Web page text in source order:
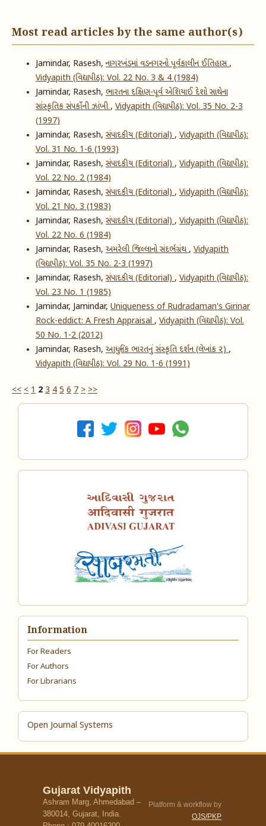
Most read articles by the same author(s)
Jamindar, Rasesh, નાગરખંડમાં વડનગરનો પૂર્વકાલીન ઈતિહાસ,
Vidyapith (વિદ્યાપીઠ): Vol. 22 No. 3 & 4 (1984)
Jamindar, Rasesh, ભારતના દક્ષિણ-પૂર્વ એશિયાઈ દેશો સાથેના
સાંસ્કૃતિક સંપર્કોની ઝાંખી, Vidyapith (વિદ્યાપીઠ): Vol. 35 No. 2-3
(1997)
Jamindar, Rasesh, સંપાદકીય (Editorial), Vidyapith (વિદ્યાપીઠ):
Vol. 31 No. 1-6 (1993)
Jamindar, Rasesh, સંપાદકીય (Editorial), Vidyapith (વિદ્યાપીઠ):
Vol. 22 No. 2 (1984)
Jamindar, Rasesh, સંપાદકીય (Editorial), Vidyapith (વિદ્યાપીઠ):
Vol. 21 No. 3 (1983)
Jamindar, Rasesh, સંપાદકીય (Editorial), Vidyapith (વિદ્યાપીઠ):
Vol. 22 No. 6 (1984)
Jamindar, Rasesh, અમરેલી જિલ્લાનો સંદર્ભગ્રંથ, Vidyapith
(વિદ્યાપીઠ): Vol. 35 No. 2-3 (1997)
Jamindar, Rasesh, સંપાદકીય (Editorial), Vidyapith (વિદ્યાપીઠ):
Vol. 23 No. 1 (1985)
Jamindar, Jamindar, Uniqueness of Rudradaman's Girinar
Rock-eddict: A Fresh Appraisal, Vidyapith (વિદ્યાપીઠ): Vol.
50 No. 1-2 (2012)
Jamindar, Rasesh, આધુનિક ભારતનું સંસ્કૃતિ દર્શન (લેખાંક ૨),
Vidyapith (વિદ્યાપીઠ): Vol. 29 No. 1-6 (1991)
<< < 1 2 3 4 5 6 7 > >>
Information
For Readers
For Authors
For Librarians
Open Journal Systems
Gujarat Vidyapith
Ashram Marg, Ahmedabad –
380014, Gujarat, India.
Platform & workflow by
OJS/PKP